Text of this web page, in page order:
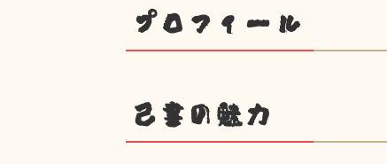
プロフィール
己書の魅力